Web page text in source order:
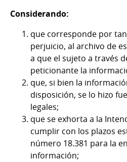
Considerando:
que corresponde por
perjuicio, al archivo de
a que el sujeto a través
peticionante la
que, si bien la
disposición, se lo hizo
legales;
que se exhorta a la
cumplir con los plazos
número 18.381 para la
información;